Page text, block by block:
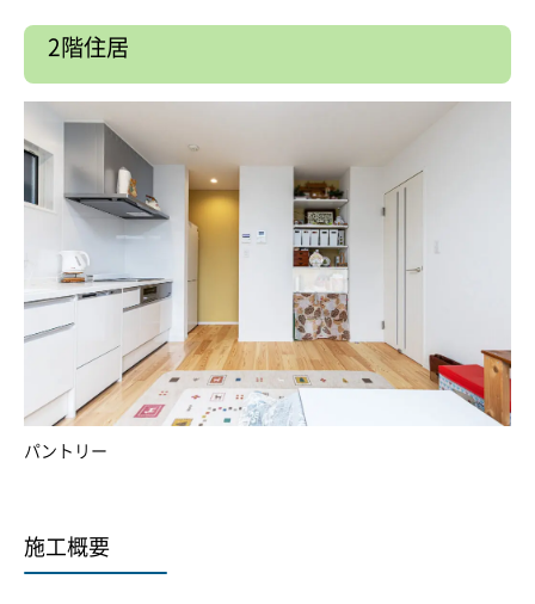
2階住居
パントリー
施工概要